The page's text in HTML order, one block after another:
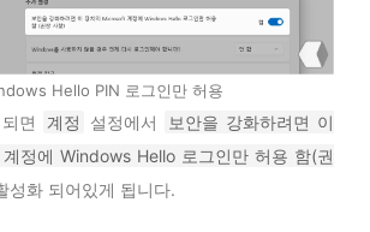
Hello PIN 로그인만 허용
면 계정 설정에서
보안을 강화하려면 이
정에 Windows Hello 로그인만 허용 함(권
성화 되어있게 됩니다.